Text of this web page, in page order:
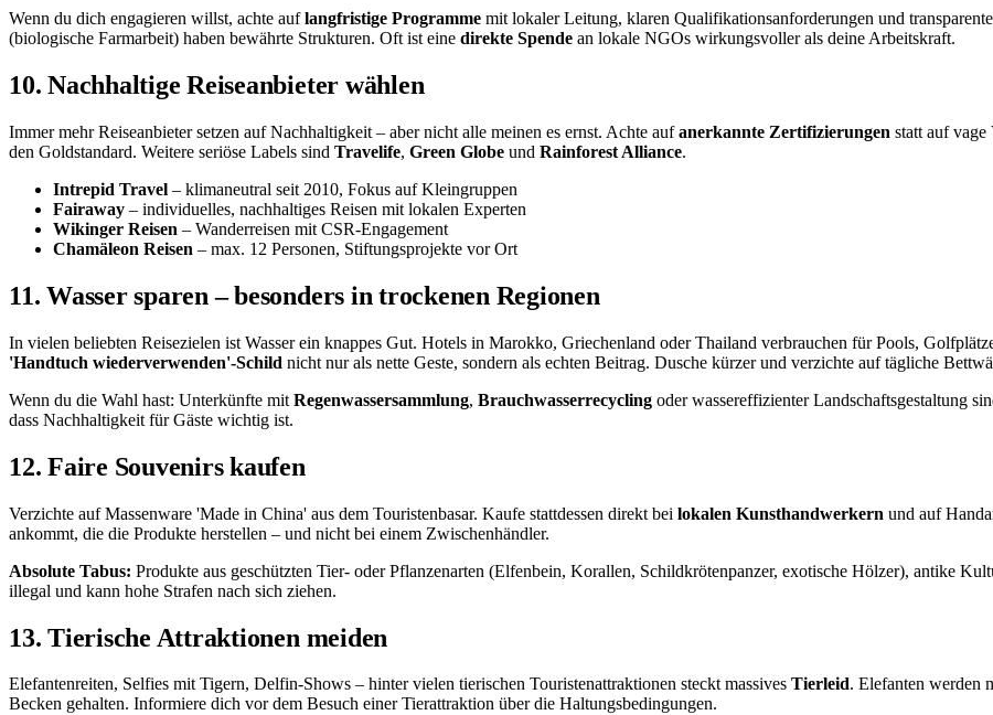
Wenn du dich engagieren willst, achte auflangfristige Programme mit lokaler Leitung, klaren Qualifikationsanforderungen und
(biologische Farmarbeit) haben bewährte Strukturen. Oft ist eine direkte Spende an lokale NGOs wirkungsvoller als deine Arbeitskraft.
10. Nachhaltige Reiseanbieter wählen
Immer mehr Reiseanbieter setzen auf Nachhaltigkeit – aber nicht alle meinen es ernst. Achte aufanerkannte Zertifizierungen statt auf vage
den Goldstandard. Weitere seriöse Labels sind Travelife, Green Globe und Rainforest Alliance.
Intrepid Travel – klimaneutral seit 2010, Fokus auf Kleingruppen
Fairaway – individuelles, nachhaltiges Reisen mit lokalen Experten
Wikinger Reisen – Wanderreisen mit CSR-Engagement
Chamäleon Reisen – max. 12 Personen, Stiftungsprojekte vor Ort
11. Wasser sparen – besonders in trockenen Regionen
In vielen beliebten Reisezielen ist Wasser ein knappes Gut. Hotels in Marokko, Griechenland oder Thailand verbrauchen für Pools,
'Handtuch wiederverwenden'-Schild nicht nur als nette Geste, sondern als echten Beitrag. Dusche kürzer und verzichte auf tägliche
Wenn du die Wahl hast: Unterkünfte mit Regenwassersammlung, Brauchwasserrecycling oder wassereffizienter Landschaftsgestaltung
dass Nachhaltigkeit für Gäste wichtig ist.
12. Faire Souvenirs kaufen
Verzichte auf Massenware 'Made in China' aus dem Touristenbasar. Kaufe stattdessen direkt bei lokalen Kunsthandwerkern und auf
ankommt, die die Produkte herstellen – und nicht bei einem Zwischenhändler.
Absolute Tabus: Produkte aus geschützten Tier- oder Pflanzenarten (Elfenbein, Korallen, Schildkrötenpanzer, exotische Hölzer), antike
illegal und kann hohe Strafen nach sich ziehen.
13. Tierische Attraktionen meiden
Elefantenreiten, Selfies mit Tigern, Delfin-Shows – hinter vielen tierischen Touristenattraktionen steckt massives Tierleid. Elefanten werden
Becken gehalten. Informiere dich vor dem Besuch einer Tierattraktion über die Haltungsbedingungen.